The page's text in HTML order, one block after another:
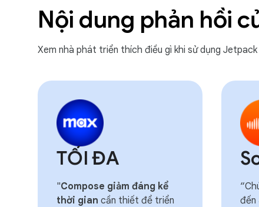
Nội dung phản hồi
Xem nhà phát triển thích điều gì khi sử dụng
TỐI ĐA
"Compose giảm đáng kể
thời gian cần thiết để triển
đến